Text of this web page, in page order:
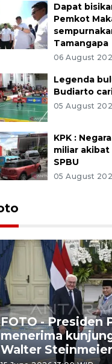
Dapat
Pemkot
Tamangapa
06 August
Legenda
Budiarto
05 August
KPK :
miliar
SPBU
05 August
FOTO - Presiden
menerima
Walter Steinmeier